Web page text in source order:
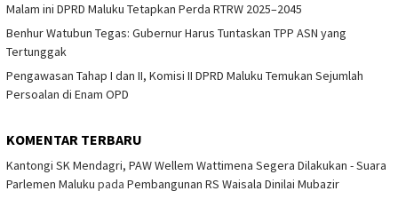
Malam ini DPRD Maluku Tetapkan Perda RTRW 2025–2045
Benhur Watubun Tegas: Gubernur Harus Tuntaskan TPP ASN yang
Tertunggak
Pengawasan Tahap I dan II, Komisi II DPRD Maluku Temukan Sejumlah
Persoalan di Enam OPD
KOMENTAR TERBARU
Kantongi SK Mendagri, PAW Wellem Wattimena Segera Dilakukan - Suara
Parlemen Maluku pada Pembangunan RS Waisala Dinilai Mubazir